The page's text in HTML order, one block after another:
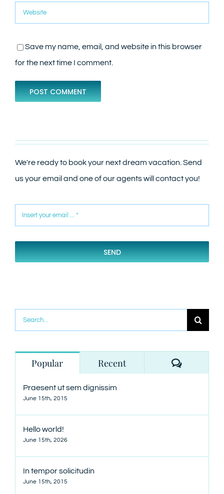
Save my name, email, and website in this browser
for the next time I comment.
We're ready to book your next dream vacation. Send
us your email and one of our agents will contact you!
SEND
Search
for:
Popular Recent
Praesent ut sem dignissim
June 15th, 2015
Hello world!
June 15th, 2026
In tempor solicitudin
June 15th, 2015